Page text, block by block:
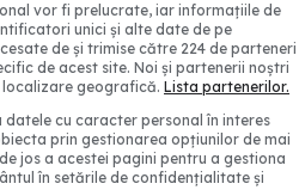
Sunt super-mofturoși,
dacă nu sunt și foarte
chiar și că au buget.
vor fi prelucrate, iar informațiile de
unici și alte date de pe
de și trimise către 224 de parteneri
de acest site. Noi și partenerii noștri
geografică. Lista partenerilor.
cu caracter personal în interes
prin gestionarea opțiunilor de mai
jos a acestei pagini pentru a gestiona
în setările de confidențialitate și